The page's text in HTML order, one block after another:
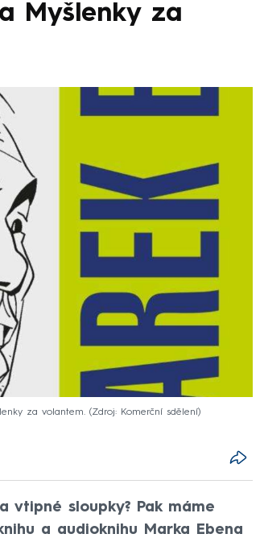
Myšlenky za
za volantem. Zdroj: Komerční sdělení
vtipné sloupky? Pak máme
a audioknihu Marka Ebena